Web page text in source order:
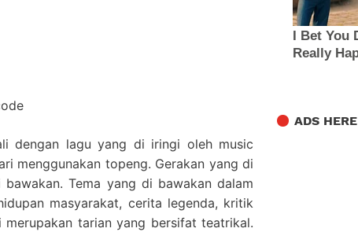
dengan lagu yang di iringi oleh music
menggunakan topeng. Gerakan yang di
Tema yang di bawakan dalam
masyarakat, cerita legenda, kritik
tarian yang bersifat teatrikal.
ADS HERE